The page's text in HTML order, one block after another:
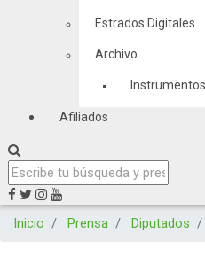
Estrados Digitales
Archivo
Afiliados
Inicio Prensa Diputados